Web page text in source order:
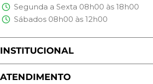
Segunda a Sexta 08h00 às 18h00
Sábados 08h00 às 12h00
INSTITUCIONAL
Quem Somos
Nossas Lojas
ATENDIMENTO